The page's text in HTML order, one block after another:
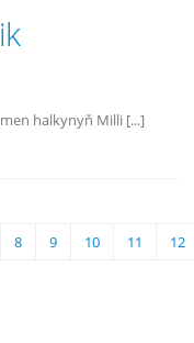
halkynyň Milli [...]
8 9 10 11 12